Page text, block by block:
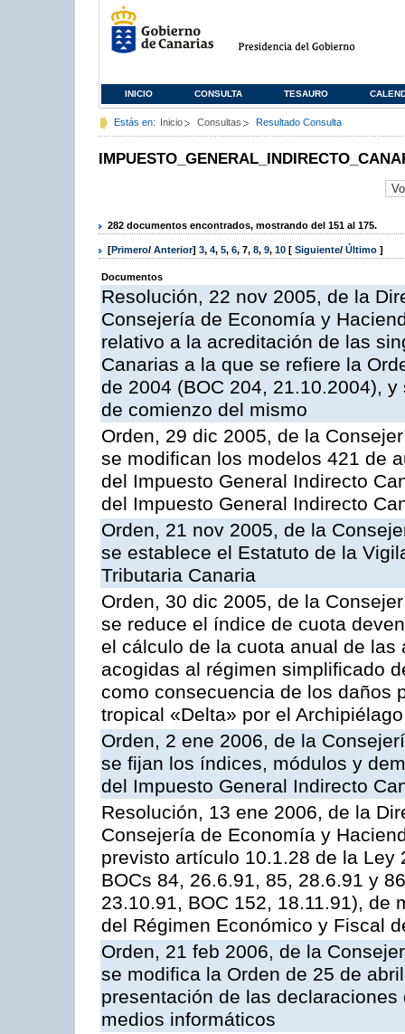
INICIO CONSULTA TESAURO
Estás en: Inicio Consultas Resultado Consulta
282 documentos encontrados, mostrando del 151 al 175.
[Primero/ Anterior] 3, 4, 5, 6, 7, 8, 9, 10 [ Siguiente/ Último ]
Documentos
Resolución, 22 nov 2005, de la
Consejería de Economía y
relativo a la acreditación de las
Canarias a la que se refiere la
de 2004 (BOC 204, 21.10.2004),
de comienzo del mismo
Orden, 29 dic 2005, de la
se modifican los modelos 421 de
del Impuesto General Indirecto
del Impuesto General Indirecto
Orden, 21 nov 2005, de la
se establece el Estatuto de la
Tributaria Canaria
Orden, 30 dic 2005, de la
se reduce el índice de cuota
el cálculo de la cuota anual de
acogidas al régimen simplificado
como consecuencia de los daños
tropical «Delta» por el
Orden, 2 ene 2006, de la
se fijan los índices, módulos y
del Impuesto General Indirecto
Resolución, 13 ene 2006, de la
Consejería de Economía y
previsto artículo 10.1.28 de la Ley
BOCs 84, 26.6.91, 85, 28.6.91 y
23.10.91, BOC 152, 18.11.91), de
del Régimen Económico y Fiscal
Orden, 21 feb 2006, de la
se modifica la Orden de 25 de
presentación de las
medios informáticos